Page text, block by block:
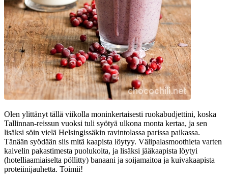
Olen ylittänyt tällä viikolla moninkertaisesti ruokabudjettini, koska
Tallinnan-reissun vuoksi tuli syötyä ulkona monta kertaa, ja sen
lisäksi söin vielä Helsingissäkin ravintolassa parissa paikassa.
Tänään syödään siis mitä kaapista löytyy. Välipalasmoothieta varten
kaivelin pakastimesta puolukoita, ja lisäksi jääkaapista löytyi
(hotelliaamiaiselta pöllitty) banaani ja soijamaitoa ja kuivakaapista
proteiinijauhetta. Toimii!